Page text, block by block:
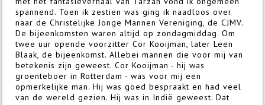
spannend. Toen ik zestien was ging ik naadloos over
naar de Christelijke Jonge Mannen Vereniging, de CJMV.
De bijeenkomsten waren altijd op zondagmiddag. Om
twee uur opende voorzitter Cor Kooijman, later Leen
Blaak, de bijeenkomst. Allebei mannen die voor mij van
betekenis zijn geweest. Cor Kooijman - hij was
groenteboer in Rotterdam - was voor mij een
opmerkelijke man. Hij was goed bespraakt en had veel
van de wereld gezien. Hij was in Indië geweest. Dat